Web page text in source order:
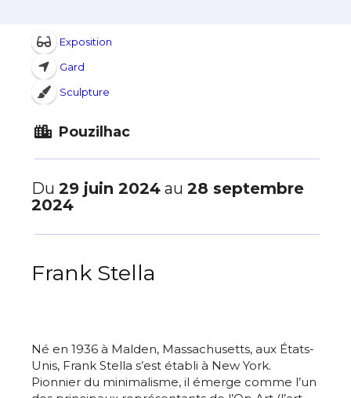
Exposition
Gard
Sculpture
Pouzilhac
Du 29 juin 2024 au 28 septembre
2024
Frank Stella
Né en 1936 à Malden, Massachusetts, aux États-
Unis, Frank Stella s’est établi à New York.
Pionnier du minimalisme, il émerge comme l’un